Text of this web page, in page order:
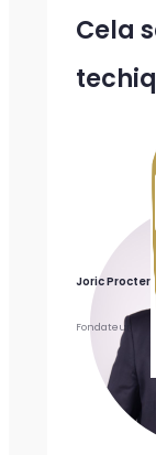
Cela
Joric Procter
Fondateur